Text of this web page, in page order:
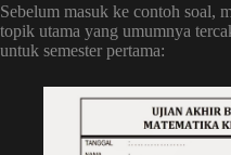
Sebelum masuk ke contoh soal,
topik utama yang umumnya
untuk semester pertama: